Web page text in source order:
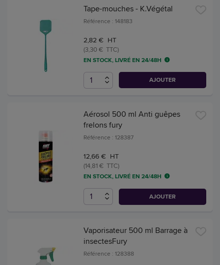
Tape-mouches - K.Végétal
Référence : 148183
2,82 € HT
(3,30 € TTC)
EN STOCK, LIVRÉ EN 24/48H
AJOUTER
Aérosol 500 ml Anti guêpes
frelons fury
Référence : 128387
12,66 € HT
(14,81 € TTC)
EN STOCK, LIVRÉ EN 24/48H
AJOUTER
Vaporisateur 500 ml Barrage à
insectesFury
Référence : 128388